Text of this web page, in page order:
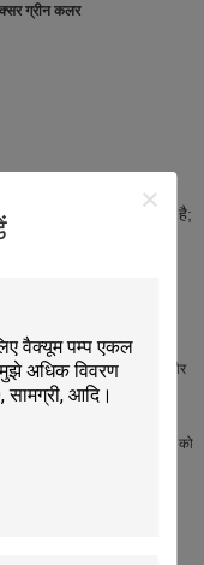
ग्रीन कलर
के लिए प्रयोग किया जाता है;
है।
एक लोहे का घेरा जोड़ा गया था
सके।
कम किया जा सकता था।
को कम करेगा, मशीन स्थिर रखें और
देता है।
गया था ताकि आउटलेट वॉल्यूम को
को जंग से रखेगा।